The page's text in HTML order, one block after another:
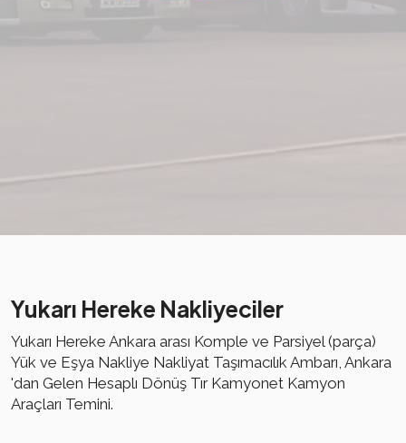
Yukarı Hereke Nakliyeciler
Yukarı Hereke Ankara arası Komple ve Parsiyel (parça)
Yük ve Eşya Nakliye Nakliyat Taşımacılık Ambarı, Ankara
'dan Gelen Hesaplı Dönüş Tır Kamyonet Kamyon
Araçları Temini.